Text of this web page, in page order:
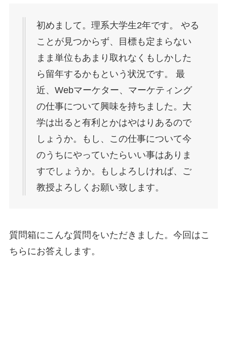
初めまして。理系大学生2年です。 やる
ことが見つからず、目標も定まらない
まま単位もあまり取れなくもしかした
ら留年するかもという状況です。 最
近、Webマーケター、マーケティング
の仕事について興味を持ちました。大
学は出ると有利とかはやはりあるので
しょうか。もし、この仕事について今
のうちにやっていたらいい事はありま
すでしょうか。もしよろしければ、ご
教授よろしくお願い致します。
質問箱にこんな質問をいただきました。今回はこ
ちらにお答えします。